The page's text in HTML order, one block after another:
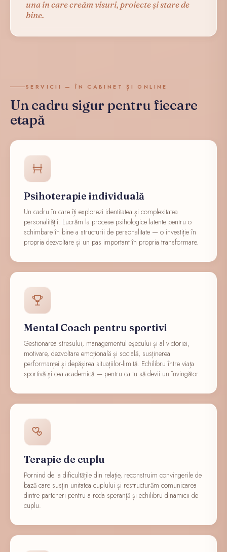
una în care creăm visuri, proiecte și stare de
bine.
SERVICII — ÎN CABINET ȘI ONLINE
Un cadru sigur pentru fiecare
etapă
Psihoterapie individuală
Un cadru în care îți explorezi identitatea și complexitatea
personalității. Lucrăm la procese psihologice latente pentru o
schimbare în bine a structurii de personalitate — o investiție în
propria dezvoltare și un pas important în propria transformare.
Mental Coach pentru sportivi
Gestionarea stresului, managementul eșecului și al victoriei,
motivare, dezvoltare emoțională și socială, susținerea
performanței și depășirea situațiilor-limită. Echilibru între viața
sportivă și cea academică — pentru ca tu să devii un învingător.
Terapie de cuplu
Pornind de la dificultățile din relație, reconstruim convingerile de
bază care susțin unitatea cuplului și restructurăm comunicarea
dintre parteneri pentru a reda speranță și echilibru dinamicii de
cuplu.